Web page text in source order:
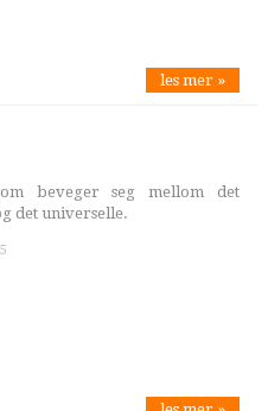
les mer »
beveger seg mellom det
det universelle.